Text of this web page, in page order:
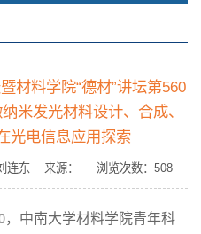
材料学院“德材”讲坛第560
米发光材料设计、合成、
光电信息应用探索
连东 来源： 浏览次数： 508
，中南大学材料学院青年科